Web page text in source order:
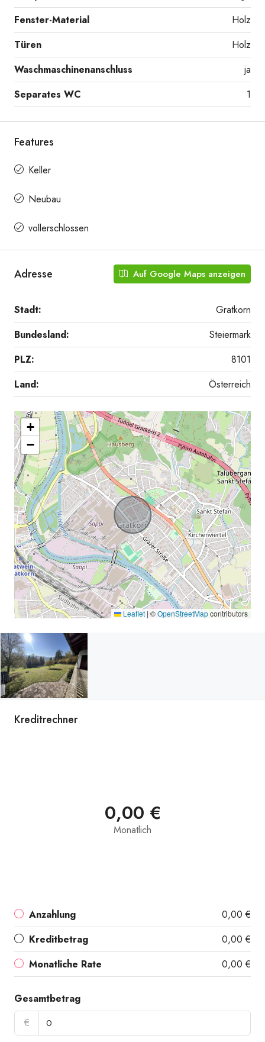
Fenster-Material
Holz
Türen
Holz
Waschmaschinenanschluss
ja
Separates WC
1
Features
Keller
Neubau
vollerschlossen
Adresse Auf Google Maps anzeigen
Stadt:
Gratkorn
Bundesland:
Steiermark
PLZ:
8101
Land:
Österreich
+
−
Leaflet | ©OpenStreetMapcontributors
Kreditrechner
0,00 €
Monatlich
Anzahlung
0,00 €
Kreditbetrag
0,00 €
Monatliche Rate
0,00 €
Gesamtbetrag
€